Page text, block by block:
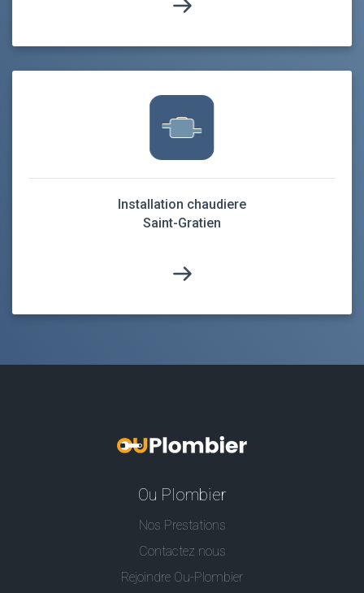
Installation chaudiere
Saint-Gratien
Ou Plombier
Nos Prestations
Contactez nous
Rejoindre Ou-Plombier